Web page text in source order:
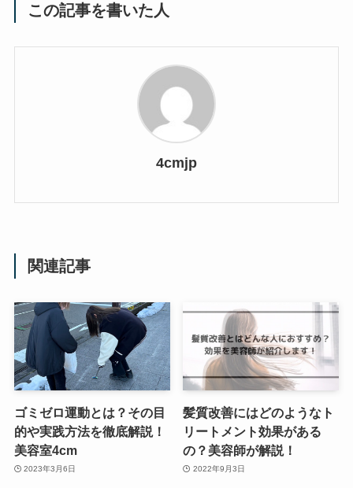
この記事を書いた人
4cmjp
関連記事
ゴミゼロ運動とは？その目
的や実践方法を徹底解説！
美容室4cm
2023年3月6日
髪質改善にはどのようなト
リートメント効果がある
の？美容師が解説！
2022年9月3日